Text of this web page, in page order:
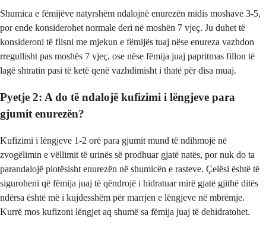
Shumica e fëmijëve natyrshëm ndalojnë enurezën midis moshave 3-5,
por ende konsiderohet normale deri në moshën 7 vjeç. Ju duhet të
konsideroni të flisni me mjekun e fëmijës tuaj nëse enureza vazhdon
rregullisht pas moshës 7 vjeç, ose nëse fëmija juaj papritmas fillon të
lagë shtratin pasi të ketë qenë vazhdimisht i thatë për disa muaj.
Pyetje 2: A do të ndalojë kufizimi i lëngjeve para
gjumit enurezën?
Kufizimi i lëngjeve 1-2 orë para gjumit mund të ndihmojë në
zvogëlimin e vëllimit të urinës së prodhuar gjatë natës, por nuk do ta
parandalojë plotësisht enurezën në shumicën e rasteve. Çelësi është të
siguroheni që fëmija juaj të qëndrojë i hidratuar mirë gjatë gjithë ditës
ndërsa është më i kujdesshëm për marrjen e lëngjeve në mbrëmje.
Kurrë mos kufizoni lëngjet aq shumë sa fëmija juaj të dehidratohet.